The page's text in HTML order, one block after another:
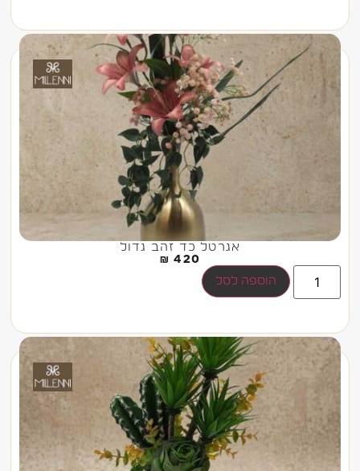
אגרטל כד זהב גדול
420
₪
הוספה לסל